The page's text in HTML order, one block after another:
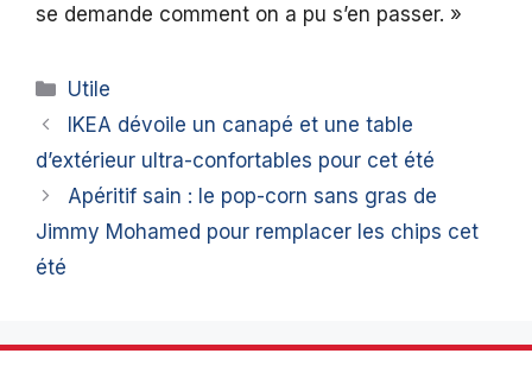
se demande comment on a pu s’en passer. »
Catégories
Utile
IKEA dévoile un canapé et une table
d’extérieur ultra-confortables pour cet été
Apéritif sain : le pop-corn sans gras de
Jimmy Mohamed pour remplacer les chips cet
été